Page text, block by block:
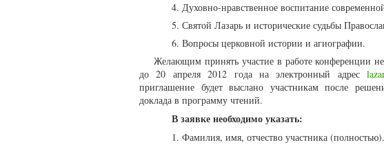
4. Духовно-нравственное воспитание
5. Святой Лазарь и исторические судьбы
6. Вопросы церковной истории и агиографии.
Желающим принять участие в работе конференции
до 20 апреля 2012 года на электронный адрес
приглашение будет выслано участникам после
доклада в программу чтений.
В заявке необходимо указать:
1. Фамилия, имя, отчество участника (полностью).